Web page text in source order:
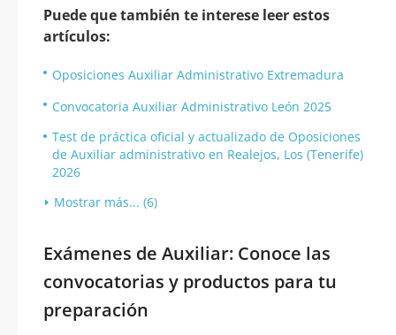
Puede que también te interese leer estos
artículos:
Oposiciones Auxiliar Administrativo Extremadura
Convocatoria Auxiliar Administrativo León 2025
Test de práctica oficial y actualizado de Oposiciones
de Auxiliar administrativo en Realejos, Los (Tenerife)
2026
Mostrar más... (6)
Exámenes de Auxiliar: Conoce las
convocatorias y productos para tu
preparación